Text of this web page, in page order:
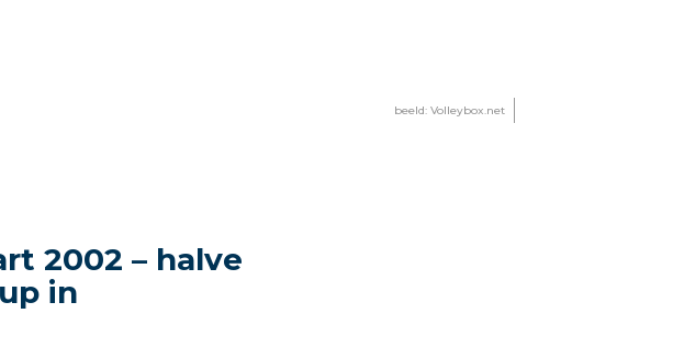
beeld: Volleybox.net
2002 – halve
in